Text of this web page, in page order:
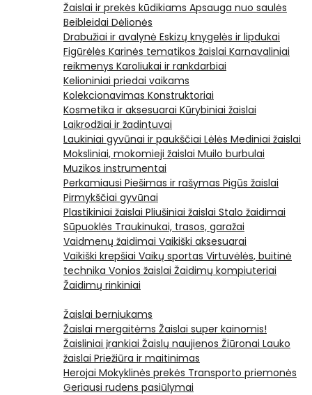
Žaislai ir prekės kūdikiams Apsauga nuo saulės
Beibleidai Dėlionės
Drabužiai ir avalynė Eskizų knygelės ir lipdukai
Figūrėlės Karinės tematikos žaislai Karnavaliniai
reikmenys Karoliukai ir rankdarbiai
Kelioniniai priedai vaikams
Kolekcionavimas Konstruktoriai
Kosmetika ir aksesuarai Kūrybiniai žaislai
Laikrodžiai ir žadintuvai
Laukiniai gyvūnai ir paukščiai Lėlės Mediniai žaislai
Moksliniai, mokomieji žaislai Muilo burbulai
Muzikos instrumentai
Perkamiausi Piešimas ir rašymas Pigūs žaislai
Pirmykščiai gyvūnai
Plastikiniai žaislai Pliušiniai žaislai Stalo žaidimai
Sūpuoklės Traukinukai, trasos, garažai
Vaidmenų žaidimai Vaikiški aksesuarai
Vaikiški krepšiai Vaikų sportas Virtuvėlės, buitinė
technika Vonios žaislai Žaidimų kompiuteriai
Žaidimų rinkiniai
Žaislai berniukams
Žaislai mergaitėms Žaislai super kainomis!
Žaisliniai įrankiai Žaislų naujienos Žiūronai Lauko
žaislai Priežiūra ir maitinimas
Herojai Mokyklinės prekės Transporto priemonės
Geriausi rudens pasiūlymai